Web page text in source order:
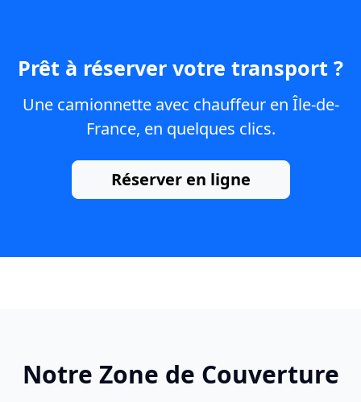
Prêt à réserver votre transport ?
Une camionnette avec chauffeur en Île-de-
France, en quelques clics.
Réserver en ligne
Notre Zone de Couverture